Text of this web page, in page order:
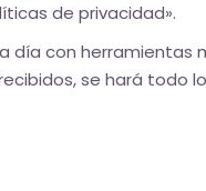
de privacidad».
día con
se hará todo